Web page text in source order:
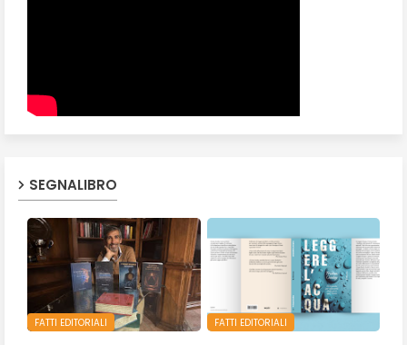
SEGNALIBRO
FATTI EDITORIALI FATTI EDITORIALI